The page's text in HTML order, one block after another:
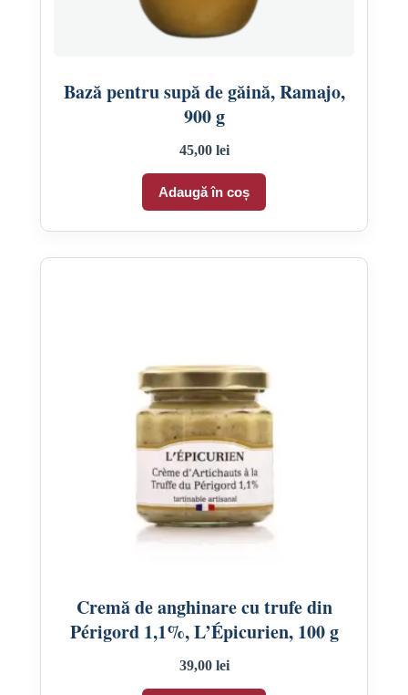
Bază pentru supă de găină, Ramajo,
900 g
45,00 lei
Adaugă în coș
Cremă de anghinare cu trufe din
Périgord 1,1%, L’Épicurien, 100 g
39,00 lei